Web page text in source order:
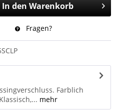
In den Warenkorb
Fragen?
Farblich
mehr